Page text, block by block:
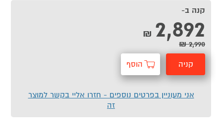
קנה ב-
2,892
₪
2,990 ₪
קניה הוסף
אני מעוניין בפרטים נוספים - חזרו אליי בקשר למוצר
זה